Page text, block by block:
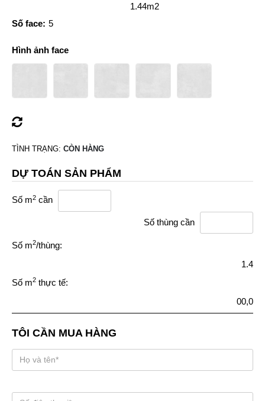
1.44m2
Số face: 5
Hình ảnh face
TÌNH TRẠNG: CÒN HÀNG
DỰ TOÁN SẢN PHẨM
Số m2 cần
Số thùng cần
Số m2/thùng:
1.4
Số m2 thực tế:
00,0
TÔI CẦN MUA HÀNG